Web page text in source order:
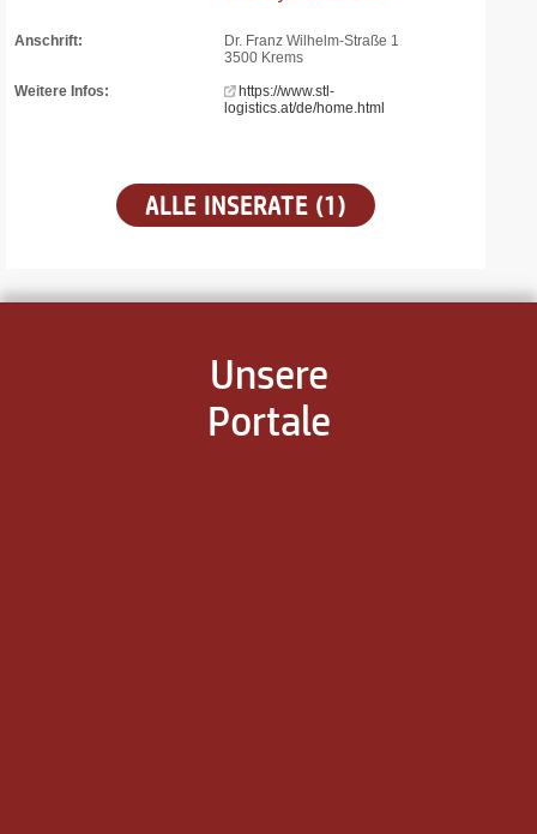
Anschrift:
Dr. Franz Wilhelm-Straße 1
3500 Krems
Weitere Infos:
https://www.stl-
logistics.at/de/home.html
ALLE INSERATE (1)
Unsere
Portale